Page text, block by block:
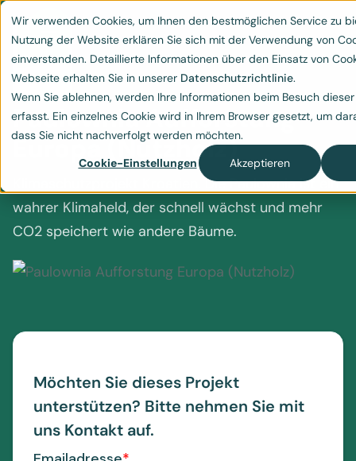
Wir verwenden Cookies, um Ihnen den bestmöglichen Service zu
Nutzung der Website erklären Sie sich mit der Verwendung von
einverstanden. Detaillierte Informationen über den Einsatz von
Webseite erhalten Sie in unserer Datenschutzrichtlinie.
Wenn Sie ablehnen, werden Ihre Informationen beim Besuch
erfasst. Ein einzelnes Cookie wird in Ihrem Browser gesetzt, um
dass Sie nicht nachverfolgt werden möchten.
Cookie-Einstellungen
Akzeptieren
Paulownia Aufforstung
Europa (Nutzholz)
Klimaschutzprojekt Kroatien. Die Paulownia ist ein
wahrer Klimaheld, der schnell wächst und mehr
CO2 speichert wie andere Bäume.
Möchten Sie dieses Projekt
unterstützen? Bitte nehmen Sie mit
uns Kontakt auf.